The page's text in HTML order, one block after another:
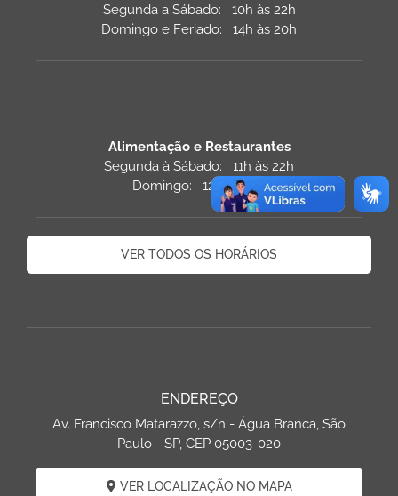
Segunda a Sábado: 10h às 22h
Domingo e Feriado: 14h às 20h
Alimentação e Restaurantes
Segunda à Sábado: 11h às 22h
Domingo: 12h às 22h
VER TODOS OS HORÁRIOS
ENDEREÇO
Av. Francisco Matarazzo, s/n - Água Branca, São
Paulo - SP, CEP 05003-020
VER LOCALIZAÇÃO NO MAPA